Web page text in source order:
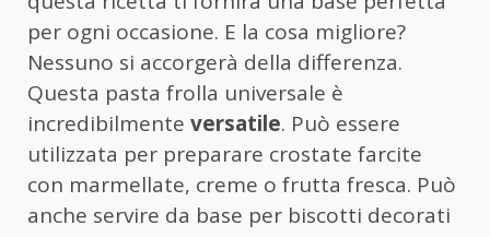
per ogni occasione. E la cosa migliore?
Nessuno si accorgerà della differenza.
Questa pasta frolla universale è
incredibilmente versatile. Può essere
utilizzata per preparare crostate farcite
con marmellate, creme o frutta fresca. Può
anche servire da base per biscotti decorati